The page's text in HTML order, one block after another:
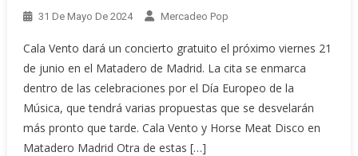
31 De Mayo De 2024 Mercadeo Pop
Cala Vento dará un concierto gratuito el próximo viernes 21
de junio en el Matadero de Madrid. La cita se enmarca
dentro de las celebraciones por el Día Europeo de la
Música, que tendrá varias propuestas que se desvelarán
más pronto que tarde. Cala Vento y Horse Meat Disco en
Matadero Madrid Otra de estas […]